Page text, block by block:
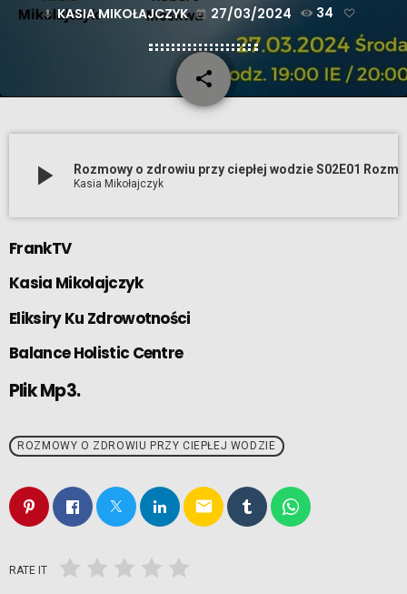
mic KASIA MIKOŁAJCZYK today 27/03/2024 34
share
email
play_arrow Kasia Mikołajczyk
FrankTV
Kasia Mikolajczyk
Eliksiry Ku Zdrowotności
Balance Holistic Centre
Plik Mp3.
ROZMOWY O ZDROWIU PRZY CIEPŁEJ WODZIE
email
RATE IT